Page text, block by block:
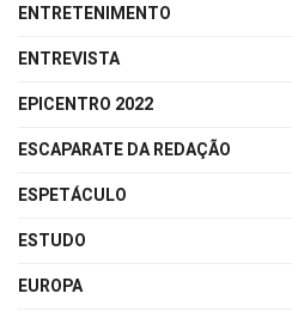
ENTRETENIMENTO
ENTREVISTA
EPICENTRO 2022
ESCAPARATE DA REDAÇÃO
ESPETÁCULO
ESTUDO
EUROPA